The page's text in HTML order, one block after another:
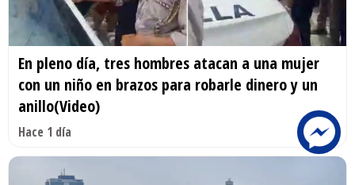
En pleno día, tres hombres atacan a una mujer
con un niño en brazos para robarle dinero y un
anillo(Video)
Hace 1 día